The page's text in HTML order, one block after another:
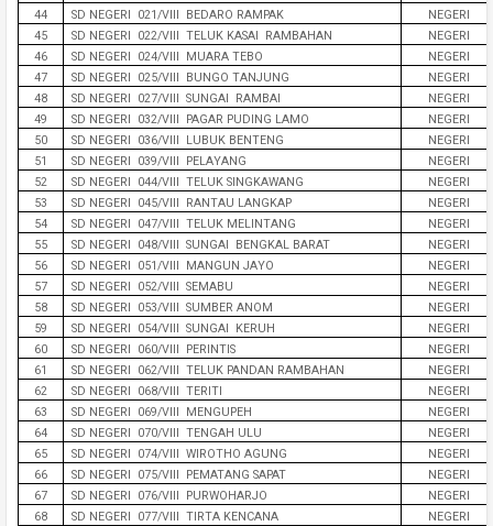
44
SD NEGERI 021/VIII BEDARO RAMPAK
NEGERI
45
SD NEGERI 022/VIII TELUK KASAI RAMBAHAN
NEGERI
46
SD NEGERI 024/VIII MUARA TEBO
NEGERI
47
SD NEGERI 025/VIII BUNGO TANJUNG
NEGERI
48
SD NEGERI 027/VIII SUNGAI RAMBAI
NEGERI
49
SD NEGERI 032/VIII PAGAR PUDING LAMO
NEGERI
50
SD NEGERI 036/VIII LUBUK BENTENG
NEGERI
51
SD NEGERI 039/VIII PELAYANG
NEGERI
52
SD NEGERI 044/VIII TELUK SINGKAWANG
NEGERI
53
SD NEGERI 045/VIII RANTAU LANGKAP
NEGERI
54
SD NEGERI 047/VIII TELUK MELINTANG
NEGERI
55
SD NEGERI 048/VIII SUNGAI BENGKAL BARAT
NEGERI
56
SD NEGERI 051/VIII MANGUN JAYO
NEGERI
57
SD NEGERI 052/VIII SEMABU
NEGERI
58
SD NEGERI 053/VIII SUMBER ANOM
NEGERI
59
SD NEGERI 054/VIII SUNGAI KERUH
NEGERI
60
SD NEGERI 060/VIII PERINTIS
NEGERI
61
SD NEGERI 062/VIII TELUK PANDAN RAMBAHAN
NEGERI
62
SD NEGERI 068/VIII TERITI
NEGERI
63
SD NEGERI 069/VIII MENGUPEH
NEGERI
64
SD NEGERI 070/VIII TENGAH ULU
NEGERI
65
SD NEGERI 074/VIII WIROTHO AGUNG
NEGERI
66
SD NEGERI 075/VIII PEMATANG SAPAT
NEGERI
67
SD NEGERI 076/VIII PURWOHARJO
NEGERI
68
SD NEGERI 077/VIII TIRTA KENCANA
NEGERI